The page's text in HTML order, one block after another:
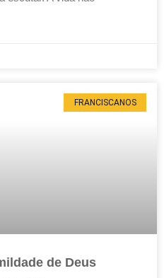
FRANCISCANOS
de Deus